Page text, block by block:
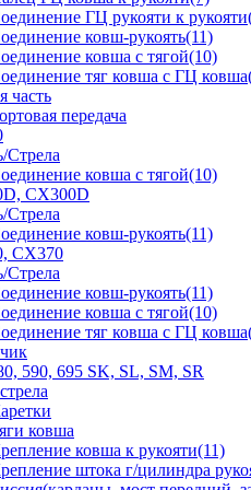
ГЦ рукояти к
ковш-рукоять(11)
ковша с тягой(10)
тяг ковша с ГЦ
часть
передача
Стрела
ковша с тягой(10)
CX300D
Стрела
ковш-рукоять(11)
CX370
Стрела
ковш-рукоять(11)
ковша с тягой(10)
тяг ковша с ГЦ
590, 695 SK, SL, SM, SR
ковша
ковша к рукояти(11)
штока г/цилиндра